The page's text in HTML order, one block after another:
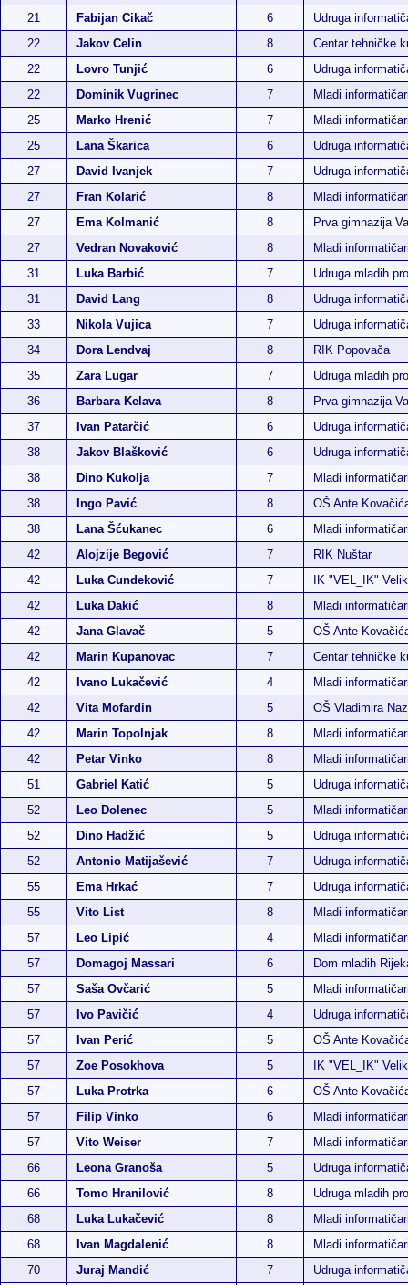
21
Fabijan Cikač 6
Udruga
22
Jakov Celin 8
Centar tehničke
22
Lovro Tunjić 6
Udruga
22
Dominik Vugrinec 7
Mladi
25
Marko Hrenić 7
Mladi
25
Lana Škarica 6
Udruga
27
David Ivanjek 7
Udruga
27
Fran Kolarić 8
Mladi
27
Ema Kolmanić 8
Prva gimnazija
27
Vedran Novaković 8
Mladi
31
Luka Barbić 7
Udruga mladih
31
David Lang 8
Udruga
33
Nikola Vujica 7
Udruga
34
Dora Lendvaj 8
RIK Popovača
35
Zara Lugar 7
Udruga mladih
36
Barbara Kelava 8
Prva gimnazija
37
Ivan Patarčić 6
Udruga
38
Jakov Blašković 6
Udruga
38
Dino Kukolja 7
Mladi
38
Ingo Pavić 8
OŠ Ante
38
Lana Šćukanec 6
Mladi
42
Alojzije Begović 7
RIK Nuštar
42
Luka Cundeković 7
IK "VEL_IK"
42
Luka Dakić 8
Mladi
42
Jana Glavač 5
OŠ Ante
42
Marin Kupanovac 7
Centar tehničke
42
Ivano Lukačević 4
Mladi
42
Vita Mofardin 5
OŠ Vladimira
42
Marin Topolnjak 8
Mladi
42
Petar Vinko 8
Mladi
51
Gabriel Katić 5
Udruga
52
Leo Dolenec 5
Mladi
52
Dino Hadžić 5
Udruga
52
Antonio Matijašević 7
Udruga
55
Ema Hrkać 7
Udruga
55
Vito List 8
Mladi
57
Leo Lipić 4
Mladi
57
Domagoj Massari 6
Dom mladih
57
Saša Ovčarić 5
Mladi
57
Ivo Pavičić 4
Udruga
57
Ivan Perić 5
OŠ Ante
57
Zoe Posokhova 5
IK "VEL_IK"
57
Luka Protrka 6
OŠ Ante
57
Filip Vinko 6
Mladi
57
Vito Weiser 7
Mladi
66
Leona Granoša 5
Udruga
66
Tomo Hranilović 8
Udruga mladih
68
Luka Lukačević 8
Mladi
68
Ivan Magdalenić 8
Mladi
70
Juraj Mandić 7 Udruga